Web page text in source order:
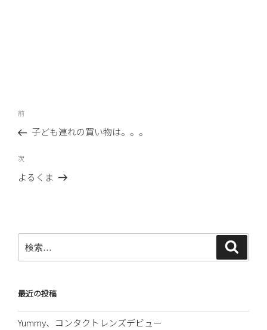
投
ナ
ビ
ゲ
ン
前
の
稿
前
子ども連れの買い物は。。。
次
の
次
よるくま
索:
最近の投稿
Yummy、コンタクトレンズデビュー